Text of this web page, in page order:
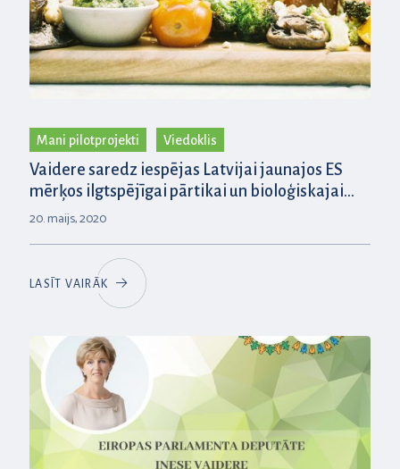
Mani pilotprojekti Viedoklis
Vaidere saredz iespējas Latvijai jaunajos ES
mērķos ilgtspējīgai pārtikai un bioloģiskajai
daudzveidībai
20. maijs, 2020
LASĪT VAIRĀK